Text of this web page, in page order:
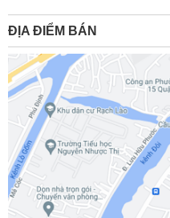
ĐỊA ĐIỂM BÁN